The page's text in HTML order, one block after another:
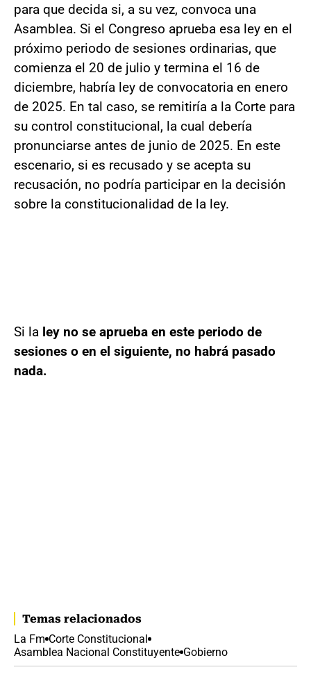
para que decida si, a su vez, convoca una
Asamblea. Si el Congreso aprueba esa ley en el
próximo periodo de sesiones ordinarias, que
comienza el 20 de julio y termina el 16 de
diciembre, habría ley de convocatoria en enero
de 2025. En tal caso, se remitiría a la Corte para
su control constitucional, la cual debería
pronunciarse antes de junio de 2025. En este
escenario, si es recusado y se acepta su
recusación, no podría participar en la decisión
sobre la constitucionalidad de la ley.
Si la ley no se aprueba en este periodo de
sesiones o en el siguiente, no habrá pasado
nada.
Temas relacionados
La Fm Corte Constitucional
Asamblea Nacional Constituyente Gobierno